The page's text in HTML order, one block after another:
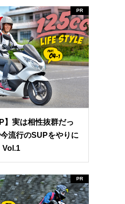
PR
】実は相性抜群だっ
流行のSUPをやりに
Vol.1
PR